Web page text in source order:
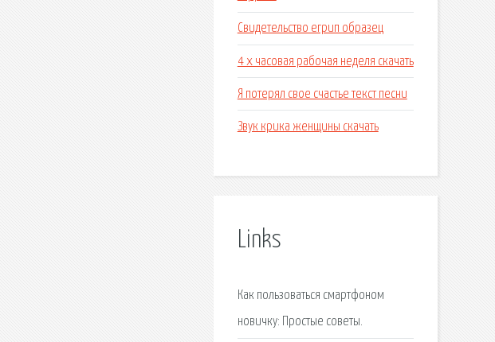
Свидетельство егрип образец
4 х часовая рабочая неделя скачать
Я потерял свое счастье текст песни
Звук крика женщины скачать
Links
Как пользоваться смартфоном
новичку: Простые советы.